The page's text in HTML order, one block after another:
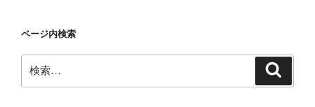
ページ内検索
検
索: